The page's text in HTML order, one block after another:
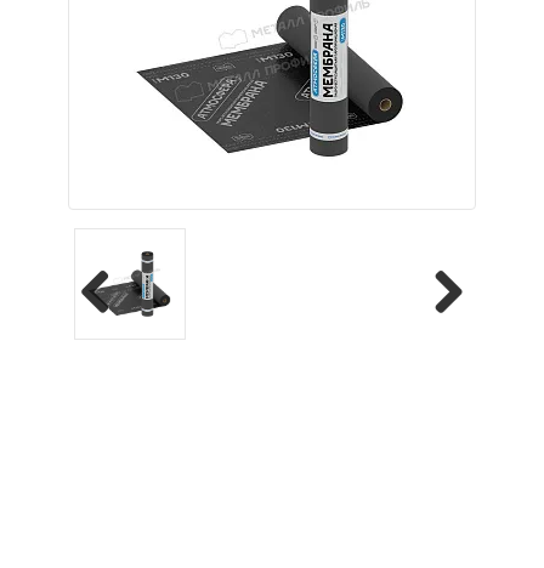
Previous